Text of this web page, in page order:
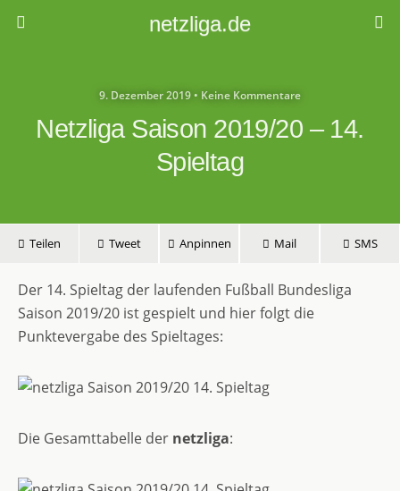
netzliga.de
9. Dezember 2019 • Keine Kommentare
Netzliga Saison 2019/20 – 14.
Spieltag
Teilen Tweet Anpinnen Mail SMS
Der 14. Spieltag der laufenden Fußball Bundesliga
Saison 2019/20 ist gespielt und hier folgt die
Punktevergabe des Spieltages:
Die Gesamttabelle der netzliga: